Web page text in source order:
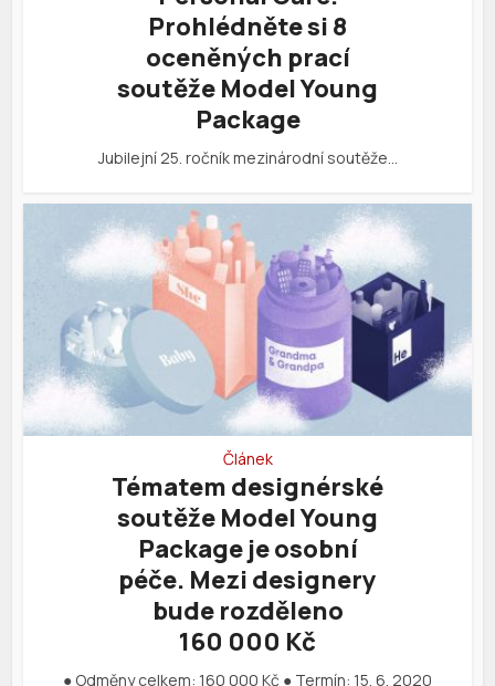
Prohlédněte si 8
oceněných prací
soutěže Model Young
Package
Jubilejní 25. ročník mezinárodní soutěže…
Článek
Tématem designérské
soutěže Model Young
Package je osobní
péče. Mezi designery
bude rozděleno
160 000 Kč
● Odměny celkem: 160 000 Kč ● Termín: 15. 6. 2020